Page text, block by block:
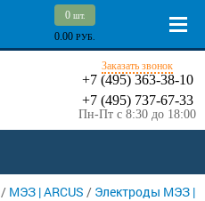
0 шт.
0.00 РУБ.
Заказать звонок
+7 (495) 363-38-10
+7 (495) 737-67-33
Пн-Пт с 8:30 до 18:00
/ МЭЗ | ARCUS / Электроды МЭЗ |